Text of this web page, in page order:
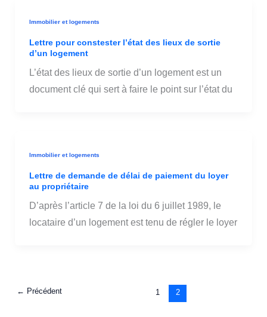
Immobilier et logements
Lettre pour constester l’état des lieux de sortie
d’un logement
L’état des lieux de sortie d’un logement est un
document clé qui sert à faire le point sur l’état du
Immobilier et logements
Lettre de demande de délai de paiement du loyer
au propriétaire
D’après l’article 7 de la loi du 6 juillet 1989, le
locataire d’un logement est tenu de régler le loyer
← Précédent 1 2